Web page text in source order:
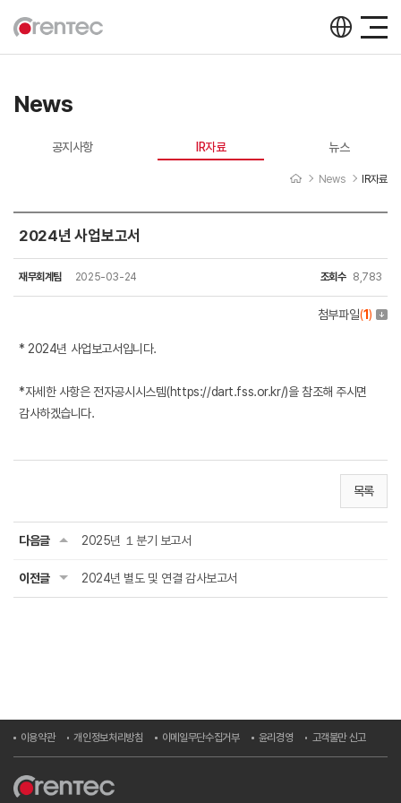
News
공지사항 IR자료 뉴스
News IR자료
IR자료
2024년 사업보고서
재무회계팀 2025-03-24 조회수 8,783
첨부파일(1)
* 2024년 사업보고서입니다.
*자세한 사항은 전자공시시스템(https://dart.fss.or.kr/)을 참조해 주시면
감사하겠습니다.
목록
다음글 2025년 １분기 보고서
이전글 2024년 별도 및 연결 감사보고서
이용약관 개인정보처리방침 이메일무단수집거부 윤리경영 고객불만 신고